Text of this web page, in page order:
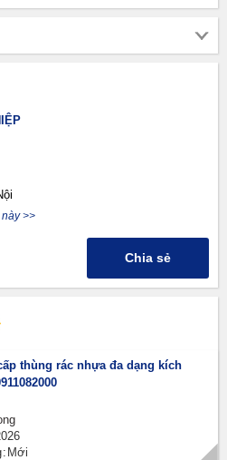
>>
Chia sẻ
thùng rác nhựa đa dạng kích
Mới